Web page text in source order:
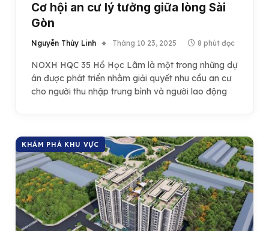
Cơ hội an cư lý tưởng giữa lòng Sài
Gòn
Nguyễn Thùy Linh Tháng 10 23, 2025 8 phút đọc
NOXH HQC 35 Hồ Học Lãm là một trong những dự
án được phát triển nhằm giải quyết nhu cầu an cư
cho người thu nhập trung bình và người lao động
KHÁM PHÁ KHU VỰC